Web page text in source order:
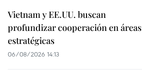
Vietnam y EE.UU. buscan
profundizar cooperación en áreas
estratégicas
06/08/2026 14:13